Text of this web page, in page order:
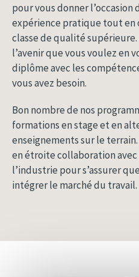
pour vous donner l’occasion
expérience pratique tout en
classe de qualité
l’avenir que vous voulez en
diplôme avec les
vous avez besoin.
Bon nombre de nos
formations en stage et en
enseignements sur le
en étroite collaboration
l’industrie pour s’assurer
intégrer le marché du travail.